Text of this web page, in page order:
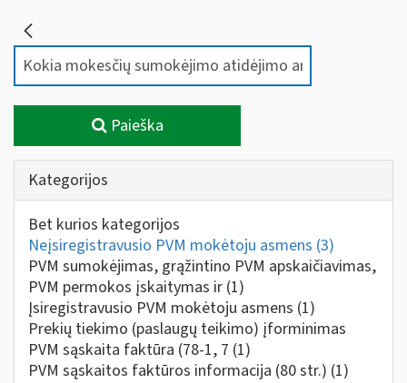
Paieška
Kategorijos
Bet kurios kategorijos
Neįsiregistravusio PVM mokėtoju asmens (3)
PVM sumokėjimas, grąžintino PVM apskaičiavimas,
PVM permokos įskaitymas ir (1)
Įsiregistravusio PVM mokėtoju asmens (1)
Prekių tiekimo (paslaugų teikimo) įforminimas
PVM sąskaita faktūra (78-1, 7 (1)
PVM sąskaitos faktūros informacija (80 str.) (1)